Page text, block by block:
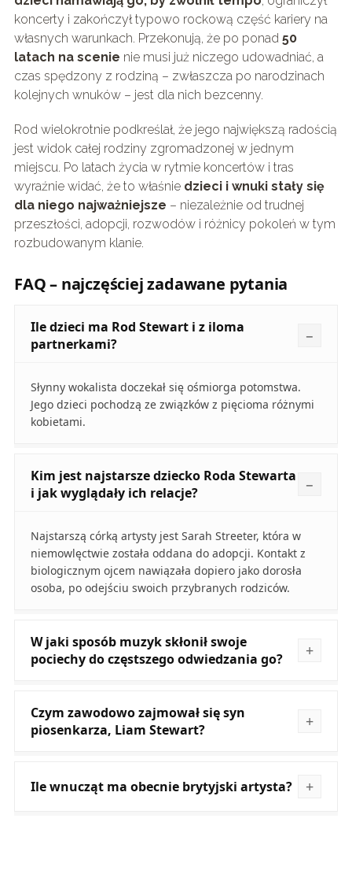
koncerty i zakończył typowo rockową część kariery na
własnych warunkach. Przekonują, że po ponad 50
latach na scenie nie musi już niczego udowadniać, a
czas spędzony z rodziną – zwłaszcza po narodzinach
kolejnych wnuków – jest dla nich bezcenny.
Rod wielokrotnie podkreślał, że jego największą radością
jest widok całej rodziny zgromadzonej w jednym
miejscu. Po latach życia w rytmie koncertów i tras
wyraźnie widać, że to właśnie dzieci i wnuki stały się
dla niego najważniejsze – niezależnie od trudnej
przeszłości, adopcji, rozwodów i różnicy pokoleń w tym
rozbudowanym klanie.
FAQ – najczęściej zadawane pytania
Ile dzieci ma Rod Stewart i z iloma
partnerkami?
Słynny wokalista doczekał się ośmiorga potomstwa.
Jego dzieci pochodzą ze związków z pięcioma różnymi
kobietami.
Kim jest najstarsze dziecko Roda Stewarta
i jak wyglądały ich relacje?
Najstarszą córką artysty jest Sarah Streeter, która w
niemowlęctwie została oddana do adopcji. Kontakt z
biologicznym ojcem nawiązała dopiero jako dorosła
osoba, po odejściu swoich przybranych rodziców.
W jaki sposób muzyk skłonił swoje
pociechy do częstszego odwiedzania go?
Czym zawodowo zajmował się syn
piosenkarza, Liam Stewart?
Ile wnucząt ma obecnie brytyjski artysta?